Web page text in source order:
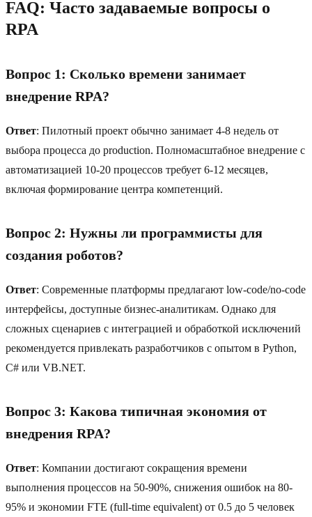
FAQ: Часто задаваемые вопросы о
RPA
Вопрос 1: Сколько времени занимает
внедрение RPA?
Ответ: Пилотный проект обычно занимает 4-8 недель от
выбора процесса до production. Полномасштабное внедрение с
автоматизацией 10-20 процессов требует 6-12 месяцев,
включая формирование центра компетенций.
Вопрос 2: Нужны ли программисты для
создания роботов?
Ответ: Современные платформы предлагают low-code/no-code
интерфейсы, доступные бизнес-аналитикам. Однако для
сложных сценариев с интеграцией и обработкой исключений
рекомендуется привлекать разработчиков с опытом в Python,
C# или VB.NET.
Вопрос 3: Какова типичная экономия от
внедрения RPA?
Ответ: Компании достигают сокращения времени
выполнения процессов на 50-90%, снижения ошибок на 80-
95% и экономии FTE (full-time equivalent) от 0.5 до 5 человек